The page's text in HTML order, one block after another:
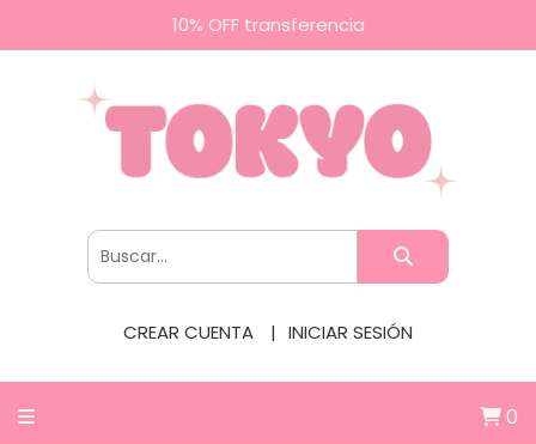
10% OFF transferencia
CREAR CUENTA INICIAR SESIÓN
0